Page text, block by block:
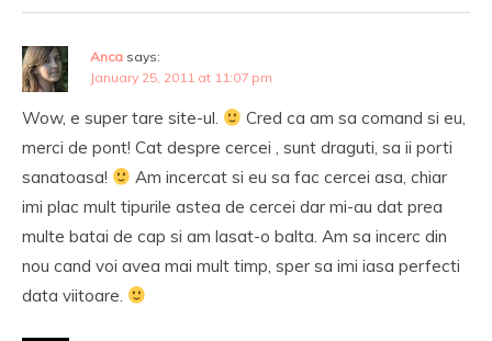
Anca says:
January 25, 2011 at 11:07 pm
Wow, e super tare site-ul.
Cred ca am sa comand si eu,
merci de pont! Cat despre cercei , sunt draguti, sa ii porti
sanatoasa!
Am incercat si eu sa fac cercei asa, chiar
imi plac mult tipurile astea de cercei dar mi-au dat prea
multe batai de cap si am lasat-o balta. Am sa incerc din
nou cand voi avea mai mult timp, sper sa imi iasa perfecti
data viitoare.